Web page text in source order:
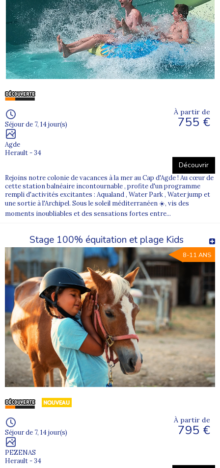
Séjour de 7, 14 jour(s)
Agde
Herault - 34
À partir de
755 €
Découvrir
Rejoins notre colonie de vacances à la mer au Cap d'Agde ! Au cœur de
cette station balnéaire incontournable , profite d'un programme
rempli d'activités excitantes : Aqualand , Water Park , Water jump et
une sortie à l'Archipel. Sous le soleil méditerranéen ☀️, vis des
moments inoubliables et des sensations fortes entre...
Stage 100% équitation et plage Kids
8-11 ANS
Séjour de 7, 14 jour(s)
PEZENAS
Herault - 34
À partir de
795 €